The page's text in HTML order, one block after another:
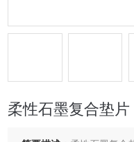
柔性石墨复合垫